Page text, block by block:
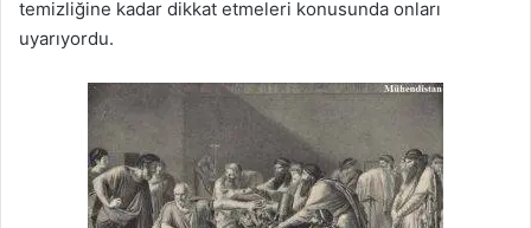
temizliğine kadar dikkat etmeleri konusunda onları
uyarıyordu.